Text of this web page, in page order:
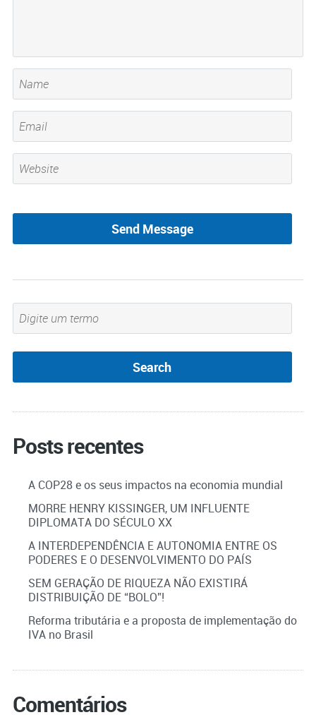
Posts recentes
A COP28 e os seus impactos na economia mundial
MORRE HENRY KISSINGER, UM INFLUENTE
DIPLOMATA DO SÉCULO XX
A INTERDEPENDÊNCIA E AUTONOMIA ENTRE OS
PODERES E O DESENVOLVIMENTO DO PAÍS
SEM GERAÇÃO DE RIQUEZA NÃO EXISTIRÁ
DISTRIBUIÇÃO DE “BOLO”!
Reforma tributária e a proposta de implementação do
IVA no Brasil
Comentários